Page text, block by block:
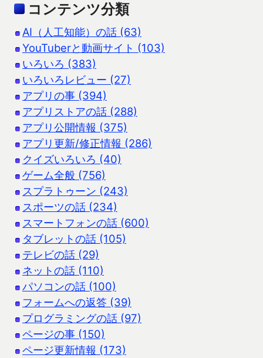
コンテンツ分類
AI（人工知能）の話 (63)
YouTuberと動画サイト (103)
いろいろ (383)
いろいろレビュー (27)
アプリの事 (394)
アプリストアの話 (288)
アプリ公開情報 (375)
アプリ更新/修正情報 (286)
クイズいろいろ (40)
ゲーム全般 (756)
スプラトゥーン (243)
スポーツの話 (234)
スマートフォンの話 (600)
タブレットの話 (105)
テレビの話 (29)
ネットの話 (110)
パソコンの話 (100)
フォームへの返答 (39)
プログラミングの話 (97)
ページの事 (150)
ページ更新情報 (173)